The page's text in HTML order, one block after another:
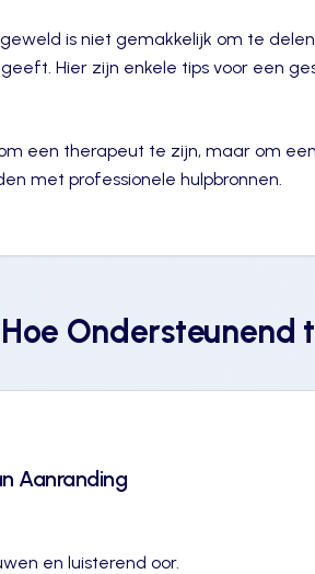
is niet gemakkelijk om te
Hier zijn enkele tips voor een
een therapeut te zijn, maar om
met professionele hulpbronnen.
Hoe Ondersteunend
Aanranding
en luisterend oor.